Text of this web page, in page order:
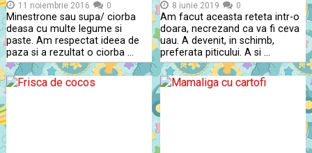
11 noiembrie 2016 0
Minestrone sau supa/ ciorba
deasa cu multe legume si
paste. Am respectat ideea de
paza si a rezultat o ciorba …
8 iunie 2019 0
Am facut aceasta reteta intr-o
doara, necrezand ca va fi ceva
uau. A devenit, in schimb,
preferata piticului. A si …